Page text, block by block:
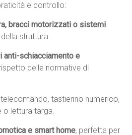
e controllo:
bracci motorizzati o sistemi
struttura.
anti-schiacciamento e
delle normative di
tastierino numerico,
o lettura targa.
e smart home, perfetta per